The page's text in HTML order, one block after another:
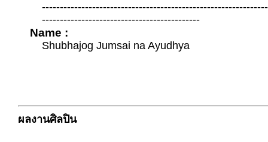
--------------------------------------------
Name :
Shubhajog Jumsai na Ayudhya
ผลงานศิลปิน